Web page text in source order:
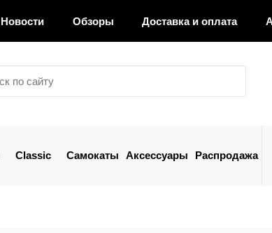
Новости Обзоры Доставка и оплата
Classic Самокаты Аксессуары Распродажа